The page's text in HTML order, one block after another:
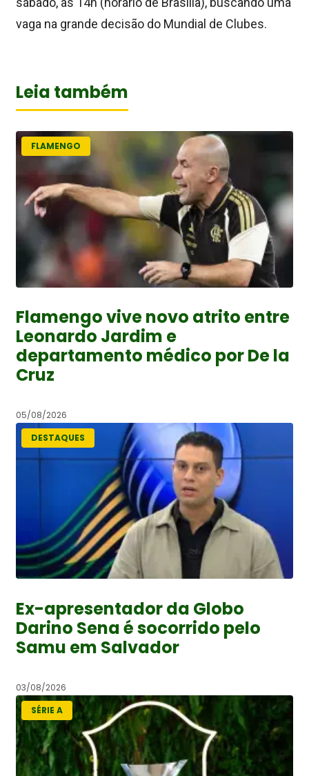
vaga na grande decisão do Mundial de Clubes.
Leia também
FLAMENGO
Flamengo vive novo atrito entre
Leonardo Jardim e
departamento médico por De la
Cruz
05/08/2026
DESTAQUES
Ex-apresentador da Globo
Darino Sena é socorrido pelo
Samu em Salvador
03/08/2026
SÉRIE A